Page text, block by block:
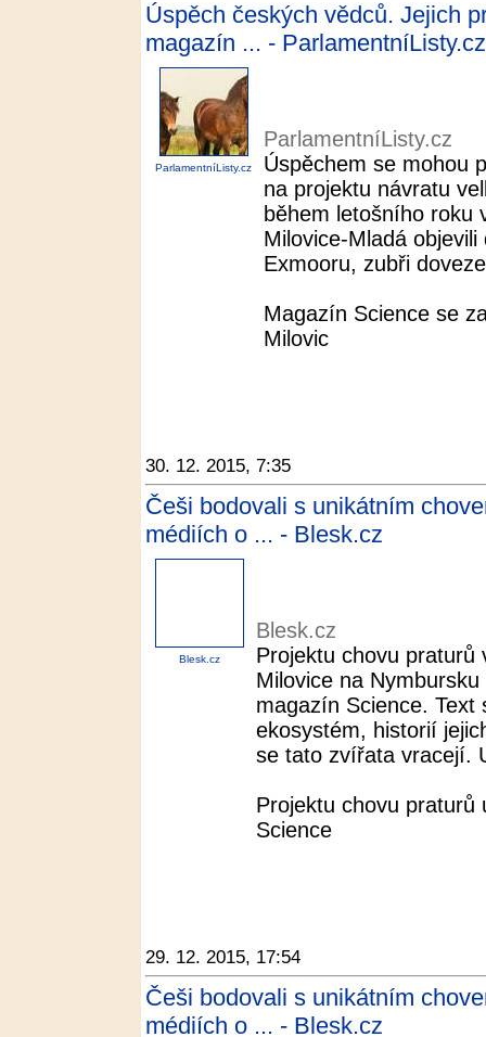
Úspěch českých vědců. Jejich
magazín ... - ParlamentníListy.cz
ParlamentníListy.cz
ParlamentníListy.cz
Úspěchem se mohou
na projektu návratu
během letošního roku
Milovice-Mladá
Exmooru, zubři
Magazín Science se
Milovic
30. 12. 2015, 7:35
Češi bodovali s unikátním
médiích o ... - Blesk.cz
Blesk.cz
Blesk.cz
Projektu chovu praturů
Milovice na
magazín Science.
ekosystém, historií
se tato zvířata vracejí.
Projektu chovu praturů
Science
29. 12. 2015, 17:54
Češi bodovali s unikátním
médiích o ... - Blesk.cz